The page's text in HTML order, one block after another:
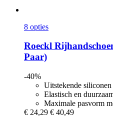
8 opties
Roeckl
Paar)
-40%
Uitstekende
Elastisch en
Maximale pasvorm
€ 24,29 € 40,49